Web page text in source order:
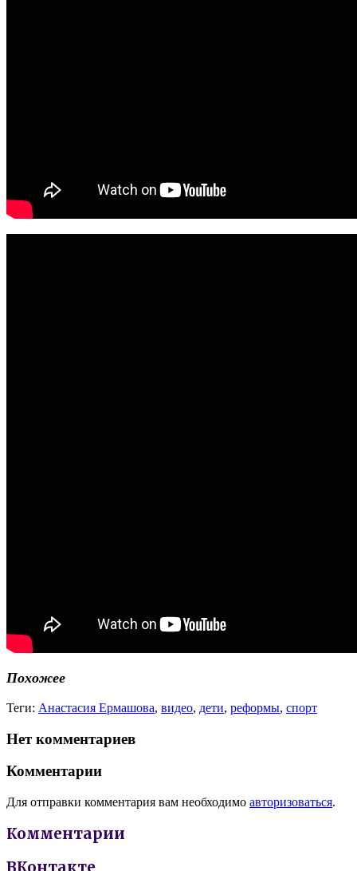
Похожее
Теги: Анастасия Ермашова, видео, дети, реформы, спорт
Нет комментариев
Комментарии
Для отправки комментария вам необходимо авторизоваться.
Комментарии
ВКонтакте